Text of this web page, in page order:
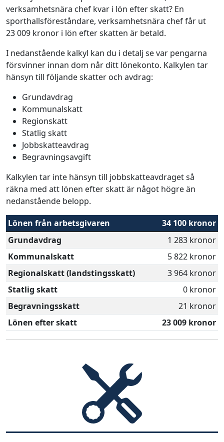
verksamhetsnära chef kvar i lön efter skatt? En
sporthallsföreståndare, verksamhetsnära chef får ut
23 009 kronor i lön efter skatten är betald.
I nedanstående kalkyl kan du i detalj se var pengarna
försvinner innan dom når ditt lönekonto. Kalkylen tar
hänsyn till följande skatter och avdrag:
Grundavdrag
Kommunalskatt
Regionskatt
Statlig skatt
Jobbskatteavdrag
Begravningsavgift
Kalkylen tar inte hänsyn till jobbskatteavdraget så
räkna med att lönen efter skatt är något högre än
nedanstående belopp.
Lönen från arbetsgivaren
34 100 kronor
Grundavdrag
1 283 kronor
Kommunalskatt
5 822 kronor
Regionalskatt (landstingsskatt)
3 964 kronor
Statlig skatt
0 kronor
Begravningsskatt
21 kronor
Lönen efter skatt
23 009 kronor